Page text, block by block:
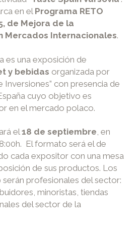
en el Programa RETO
de Mejora de la
Mercados Internacionales.
es una exposición de
y bebidas organizada por
Inversiones” con presencia de
cuyo objetivo es
en el mercado polaco.
el18 de septiembre, en
El formato será el de
cada expositor con una mesa
de sus productos. Los
serán profesionales del sector:
minoristas, tiendas
del sector de la